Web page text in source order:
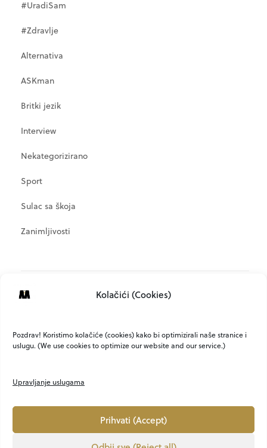
Kolačići (Cookies)
Pozdrav! Koristimo kolačiće (cookies) kako bi optimizirali naše stranice i
uslugu. (We use cookies to optimize our website and our service.)
Upravljanje uslugama
Prihvati (Accept)
#UradiSam
#Zdravlje
Alternativa
ASKman
Britki jezik
Interview
Nekategorizirano
Sport
Sulac sa škoja
Zanimljivosti
Kanal objava
Kanal komentara